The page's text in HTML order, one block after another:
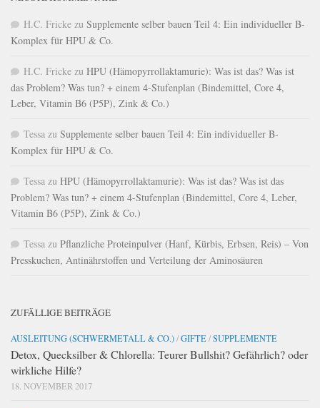
H.C. Fricke zu Supplemente selber bauen Teil 4: Ein individueller B-
Komplex für HPU & Co.
H.C. Fricke zu HPU (Hämopyrrollaktamurie): Was ist das? Was ist
das Problem? Was tun? + einem 4-Stufenplan (Bindemittel, Core 4,
Leber, Vitamin B6 (P5P), Zink & Co.)
Tessa zu Supplemente selber bauen Teil 4: Ein individueller B-
Komplex für HPU & Co.
Tessa zu HPU (Hämopyrrollaktamurie): Was ist das? Was ist das
Problem? Was tun? + einem 4-Stufenplan (Bindemittel, Core 4, Leber,
Vitamin B6 (P5P), Zink & Co.)
Tessa zu Pflanzliche Proteinpulver (Hanf, Kürbis, Erbsen, Reis) – Von
Presskuchen, Antinährstoffen und Verteilung der Aminosäuren
ZUFÄLLIGE BEITRÄGE
AUSLEITUNG (SCHWERMETALL & CO.)/GIFTE/SUPPLEMENTE
Detox, Quecksilber & Chlorella: Teurer Bullshit? Gefährlich? oder
wirkliche Hilfe?
18. NOVEMBER 2017